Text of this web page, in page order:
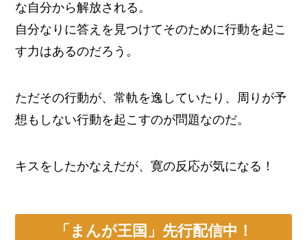
な自分から解放される。
自分なりに答えを見つけてそのために行動を起こ
す力はあるのだろう。
ただその行動が、常軌を逸していたり、周りが予
想もしない行動を起こすのが問題なのだ。
キスをしたかなえだが、寛の反応が気になる！
「まんが王国」先行配信中！